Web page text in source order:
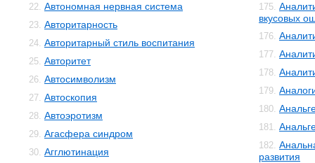
22. Автономная нервная система
23. Авторитарность
24. Авторитарный стиль воспитания
25. Авторитет
26. Автосимволизм
27. Автоскопия
28. Автоэротизм
29. Агасфера синдром
30. Агглютинация
175.
вкусовых
176.
177.
178.
179.
180.
181.
182.
развития